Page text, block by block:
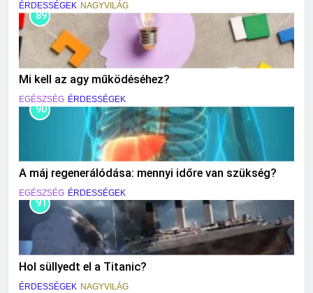
ÉRDESSÉGEK NAGYVILÁG
89
Mi kell az agy működéséhez?
EGÉSZSÉG ÉRDESSÉGEK
90
A máj regenerálódása: mennyi időre van szükség?
EGÉSZSÉG ÉRDESSÉGEK
91
Hol süllyedt el a Titanic?
ÉRDESSÉGEK NAGYVILÁG